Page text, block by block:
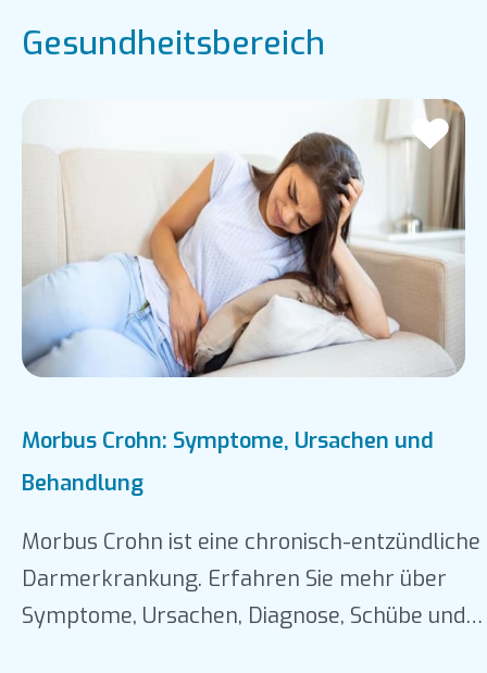
Gesundheitsbereich
Morbus Crohn: Symptome, Ursachen und
Behandlung
Morbus Crohn ist eine chronisch-entzündliche
Darmerkrankung. Erfahren Sie mehr über
Symptome, Ursachen, Diagnose, Schübe und